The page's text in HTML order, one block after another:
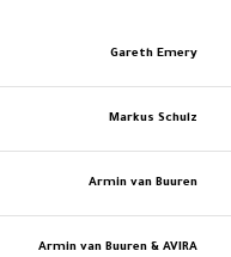
Gareth Emery
Markus Schulz
Armin van Buuren
Armin van Buuren & AVIRA